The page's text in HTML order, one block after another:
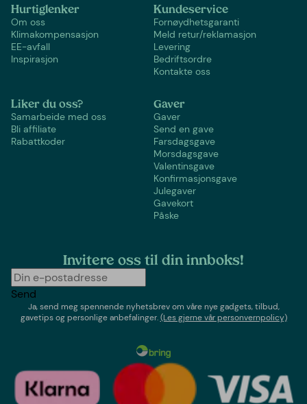
Hurtiglenker
Om oss
Klimakompensasjon
EE-avfall
Inspirasjon
Kundeservice
Fornøydhetsgaranti
Meld retur/reklamasjon
Levering
Bedriftsordre
Kontakte oss
Liker du oss?
Samarbeide med oss
Bli affiliate
Rabattkoder
Gaver
Gaver
Send en gave
Farsdagsgave
Morsdagsgave
Valentinsgave
Konfirmasjonsgave
Julegaver
Gavekort
Påske
Invitere oss til din innboks!
Send
Ja, send meg spennende nyhetsbrev om våre nye gadgets, tilbud,
gavetips og personlige anbefalinger.(Les gjerne vår personvernpolicy)